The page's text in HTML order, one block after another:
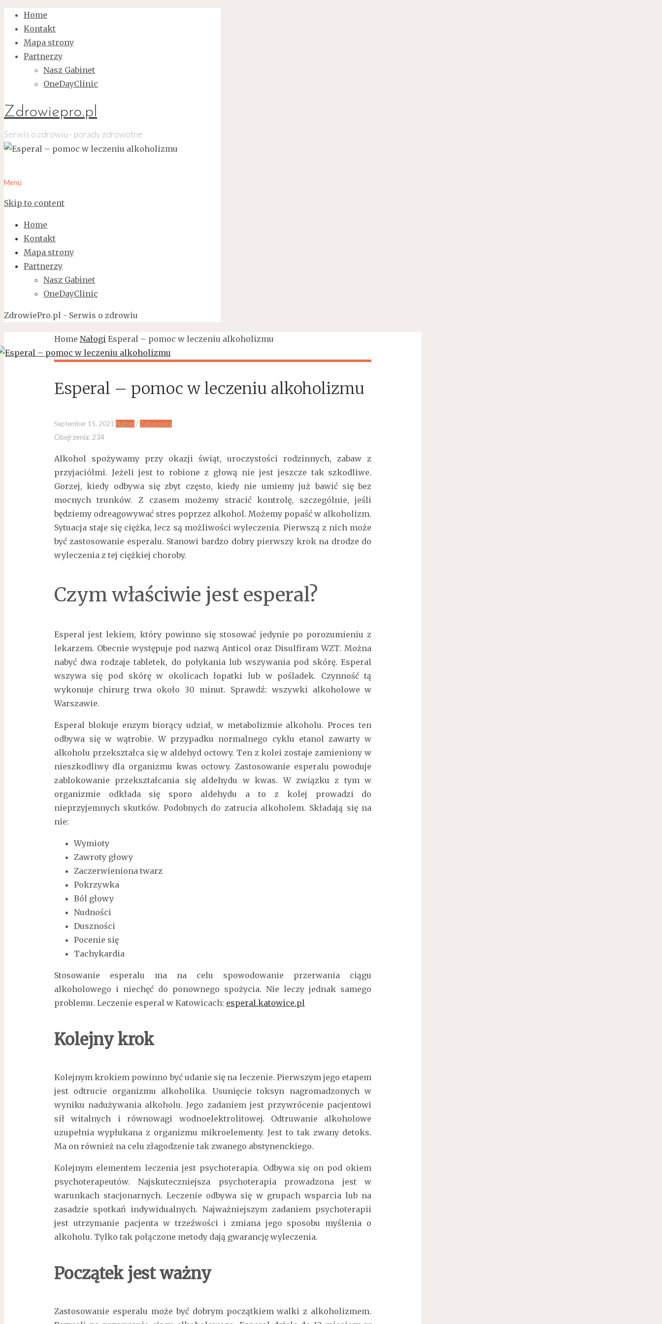
Home
Kontakt
Mapa strony
Partnerzy
Nasz Gabinet
OneDayClinic
Zdrowiepro.pl
Serwis o zdrowiu - porady zdrowotne
Menu
Skip to content
Home
Kontakt
Mapa strony
Partnerzy
Nasz Gabinet
OneDayClinic
ZdrowiePro.pl - Serwis o zdrowiu
Home Nałogi Esperal – pomoc w leczeniu alkoholizmu
Esperal – pomoc w leczeniu alkoholizmu
September 15, 2021 Nałogi/ Zaburzenia
Obejrzenia: 234
Alkohol spożywamy przy okazji świąt, uroczystości rodzinnych, zabaw z
przyjaciółmi. Jeżeli jest to robione z głową nie jest jeszcze tak szkodliwe.
Gorzej, kiedy odbywa się zbyt często, kiedy nie umiemy już bawić się bez
mocnych trunków. Z czasem możemy stracić kontrolę, szczególnie, jeśli
będziemy odreagowywać stres poprzez alkohol. Możemy popaść w alkoholizm.
Sytuacja staje się ciężka, lecz są możliwości wyleczenia. Pierwszą z nich może
być zastosowanie esperalu. Stanowi bardzo dobry pierwszy krok na drodze do
wyleczenia z tej ciężkiej choroby.
Czym właściwie jest esperal?
Esperal jest lekiem, który powinno się stosować jedynie po porozumieniu z
lekarzem. Obecnie występuje pod nazwą Anticol oraz Disulfiram WZT. Można
nabyć dwa rodzaje tabletek, do połykania lub wszywania pod skórę. Esperal
wszywa się pod skórę w okolicach łopatki lub w pośladek. Czynność tą
wykonuje chirurg trwa około 30 minut. Sprawdź: wszywki alkoholowe w
Warszawie.
Esperal blokuje enzym biorący udział, w metabolizmie alkoholu. Proces ten
odbywa się w wątrobie. W przypadku normalnego cyklu etanol zawarty w
alkoholu przekształca się w aldehyd octowy. Ten z kolei zostaje zamieniony w
nieszkodliwy dla organizmu kwas octowy. Zastosowanie esperalu powoduje
zablokowanie przekształcania się aldehydu w kwas. W związku z tym w
organizmie odkłada się sporo aldehydu a to z kolej prowadzi do
nieprzyjemnych skutków. Podobnych do zatrucia alkoholem. Składają się na
nie:
Wymioty
Zawroty głowy
Zaczerwieniona twarz
Pokrzywka
Ból głowy
Nudności
Duszności
Pocenie się
Tachykardia
Stosowanie esperalu ma na celu spowodowanie przerwania ciągu
alkoholowego i niechęć do ponownego spożycia. Nie leczy jednak samego
problemu. Leczenie esperal w Katowicach: esperal.katowice.pl
Kolejny krok
Kolejnym krokiem powinno być udanie się na leczenie. Pierwszym jego etapem
jest odtrucie organizmu alkoholika. Usunięcie toksyn nagromadzonych w
wyniku nadużywania alkoholu. Jego zadaniem jest przywrócenie pacjentowi
sił witalnych i równowagi wodnoelektrolitowej. Odtruwanie alkoholowe
uzupełnia wypłukana z organizmu mikroelementy. Jest to tak zwany detoks.
Ma on również na celu złagodzenie tak zwanego abstynenckiego.
Kolejnym elementem leczenia jest psychoterapia. Odbywa się on pod okiem
psychoterapeutów. Najskuteczniejsza psychoterapia prowadzona jest w
warunkach stacjonarnych. Leczenie odbywa się w grupach wsparcia lub na
zasadzie spotkań indywidualnych. Najważniejszym zadaniem psychoterapii
jest utrzymanie pacjenta w trzeźwości i zmiana jego sposobu myślenia o
alkoholu. Tylko tak połączone metody dają gwarancję wyleczenia.
Początek jest ważny
Zastosowanie esperalu może być dobrym początkiem walki z alkoholizmem.